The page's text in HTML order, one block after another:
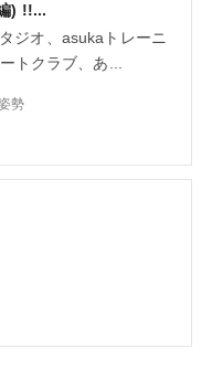
) !!...
ジオ、asukaトレーニ
トクラブ、あ...
勢